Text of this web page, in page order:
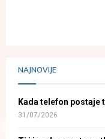
NAJNOVIJE
Kada telefon postaje
31/07/2026